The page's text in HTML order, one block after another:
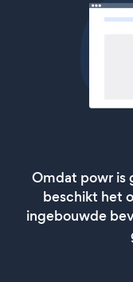
Omdat powr is
beschikt het
ingebouwde